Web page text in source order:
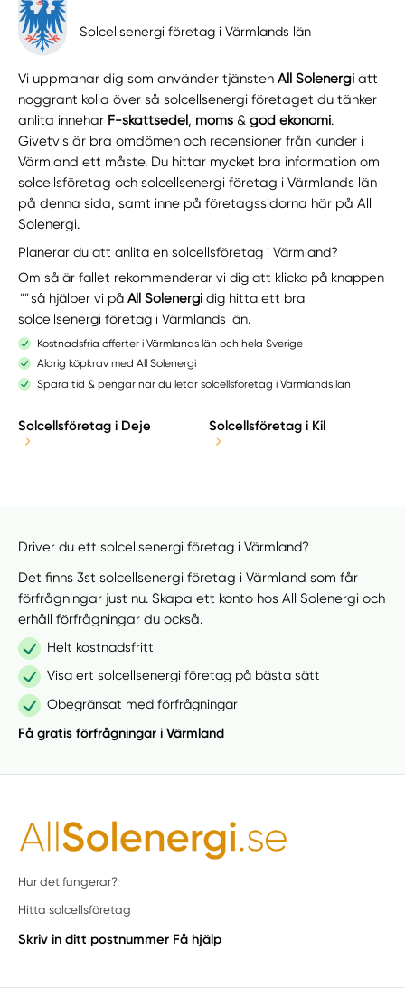
Solcellsenergi företag i Värmlands län
Vi uppmanar dig som använder tjänstenAll Solenergi att
noggrant kolla över så solcellsenergi företaget du tänker
anlita innehar F-skattsedel, moms &god ekonomi.
Givetvis är bra omdömen och recensioner från kunder i
Värmland ett måste. Du hittar mycket bra information om
solcellsföretag och solcellsenergi företag i Värmlands län
på denna sida, samt inne på företagssidorna här på All
Solenergi.
Planerar du att anlita en solcellsföretag i Värmland?
Om så är fallet rekommenderar vi dig att klicka på knappen
""så hjälper vi påAll Solenergidig hitta ett bra
solcellsenergi företag i Värmlands län.
Kostnadsfria offerter i Värmlands län och hela Sverige
Aldrig köpkrav med All Solenergi
Spara tid & pengar när du letar solcellsföretag i Värmlands län
Solcellsföretag i Deje Solcellsföretag i Kil
Driver du ett solcellsenergi företag i Värmland?
Det finns 3st solcellsenergi företag i Värmland som får
förfrågningar just nu. Skapa ett konto hos All Solenergi och
erhåll förfrågningar du också.
Helt kostnadsfritt
Visa ert solcellsenergi företag på bästa sätt
Obegränsat med förfrågningar
Få gratis förfrågningar i Värmland
Hur det fungerar?
Hitta solcellsföretag
Skriv in ditt postnummer Få hjälp